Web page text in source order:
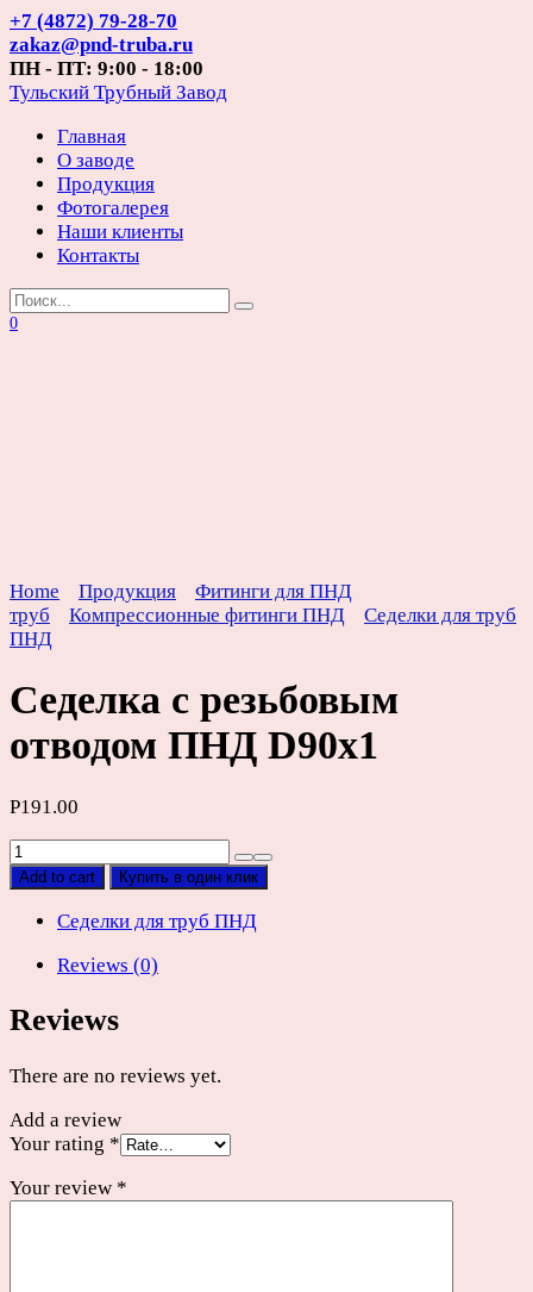
Перейти
к
содержанию
+7 (4872) 79-28-70
zakaz@pnd-truba.ru
ПН - ПТ: 9:00 - 18:00
Тульский Трубный Завод
Главная
О заводе
Продукция
Фотогалерея
Наши клиенты
Контакты
Search
for:
0
Home Продукция
Фитинги для ПНД
труб
Компрессионные фитинги ПНД
Седелки для труб
ПНД
Седелка с резьбовым
отводом ПНД D90х1
Р191.00
Седелка
с
отводом
D90х1
Add to cart Купить в один клик
Седелки для труб ПНД
Reviews (0)
Reviews
There are no reviews yet.
Add a review
Your rating *
Your review *